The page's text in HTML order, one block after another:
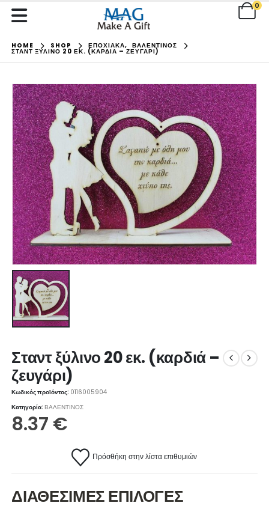
0
HOME SHOP ΕΠΟΧΙΑΚΑ, ΒΑΛΕΝΤΙΝΟΣ
ΣΤΑΝΤ ΞΎΛΙΝΟ 20 ΕΚ. (ΚΑΡΔΙΆ – ΖΕΥΓΆΡΙ)
Σταντ ξύλινο 20 εκ. (καρδιά –
ζευγάρι)
Κωδικός προϊόντος: 0116005904
Κατηγορία:ΒΑΛΕΝΤΙΝΟΣ
8.37 €
Πρόσθήκη στην λίστα επιθυμιών
ΔΙΑΘΕΣΙΜΕΣ ΕΠΙΛΟΓΕΣ